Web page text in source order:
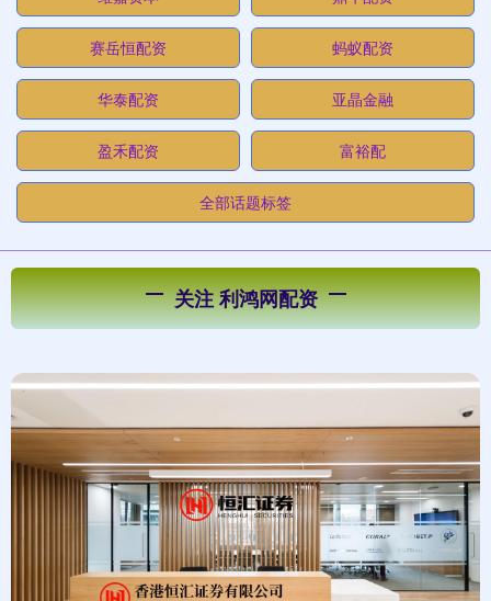
赛岳恒配资 蚂蚁配资
华泰配资 亚晶金融
盈禾配资 富裕配
全部话题标签
关注 利鸿网配资